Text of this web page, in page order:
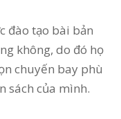
đào tạo bài bản
không, do đó họ
chuyến bay phù
sách của mình.